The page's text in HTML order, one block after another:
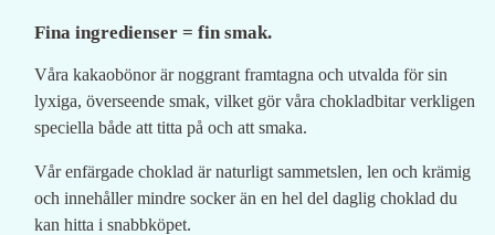
Fina ingredienser = fin smak.
Våra kakaobönor är noggrant framtagna och utvalda för sin
lyxiga, överseende smak, vilket gör våra chokladbitar verkligen
speciella både att titta på och att smaka.
Vår enfärgade choklad är naturligt sammetslen, len och krämig
och innehåller mindre socker än en hel del daglig choklad du
kan hitta i snabbköpet.